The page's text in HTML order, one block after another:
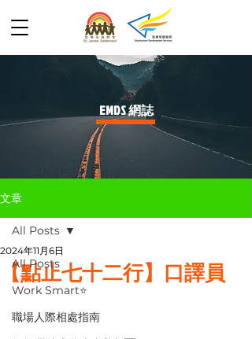
​EMDS 網誌
文章
All Posts
Work Smart⭐️
職場人際相處指南
All Posts
【點止七十二行】口譯員
2024年11月6日